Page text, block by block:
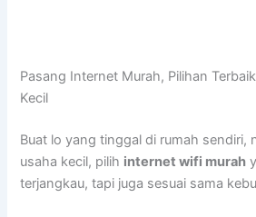
Pasang Internet Murah, Pilihan
Kecil
Buat lo yang tinggal di rumah sendiri,
usaha kecil, pilih internet wifi murah
terjangkau, tapi juga sesuai sama